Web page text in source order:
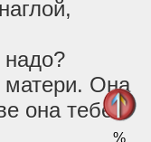
Она
она тебе
%